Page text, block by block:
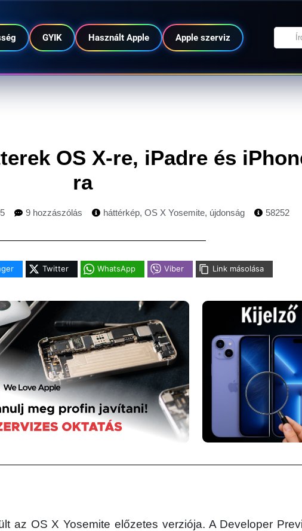
GYIK Használt Apple Apple szerviz
OS X-re, iPadre és
ra
9 hozzászólás háttérkép, OS X Yosemite, újdonság 58252
Twitter WhatsApp Viber Link másolása
az OS X Yosemite előzetes verziója. A Developer